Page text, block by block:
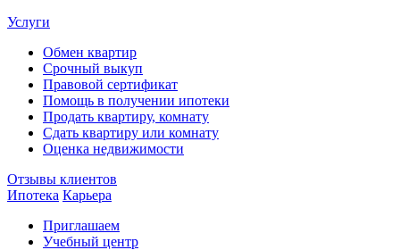
Услуги
Обмен квартир
Срочный выкуп
Правовой сертификат
Помощь в получении ипотеки
Продать квартиру, комнату
Сдать квартиру или комнату
Оценка недвижимости
Отзывы клиентов
Ипотека Карьера
Приглашаем
Учебный центр